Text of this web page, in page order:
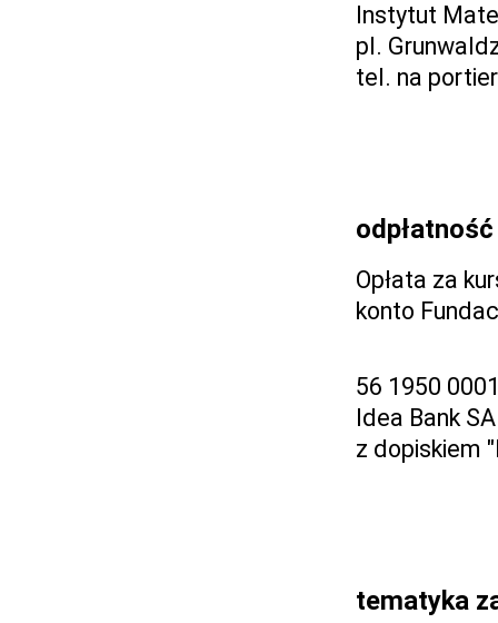
Instytut
pl.
tel. na
odpłatność
Opłata za
konto
56 1950
Idea Bank SA
z dopiskiem
tematyka